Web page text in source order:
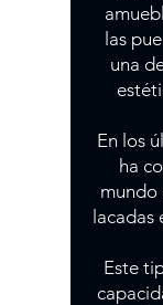
las
una
En los
ha
mundo
lacadas
Este